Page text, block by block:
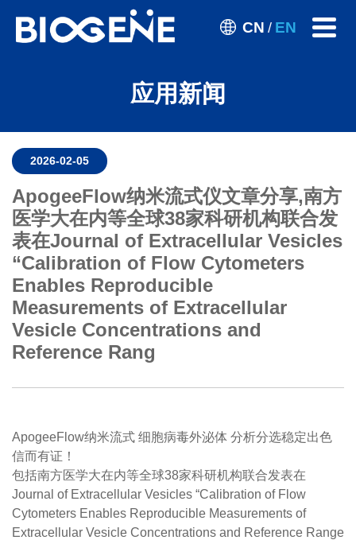
CN / EN
应用新闻
2026-02-05
ApogeeFlow纳米流式仪文章分享,南方
医学大在内等全球38家科研机构联合发
表在Journal of Extracellular Vesicles
“Calibration of Flow Cytometers
Enables Reproducible
Measurements of Extracellular
Vesicle Concentrations and
Reference Rang
ApogeeFlow纳米流式 细胞病毒外泌体 分析分选稳定出色
信而有证！
包括南方医学大在内等全球38家科研机构联合发表在
Journal of Extracellular Vesicles “Calibration of Flow
Cytometers Enables Reproducible Measurements of
Extracellular Vesicle Concentrations and Reference Range